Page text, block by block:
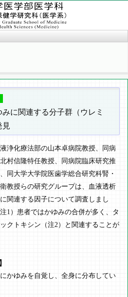
旧twitter
に関連する分子群（ウレミ
見
浄化療法部の山本卓病院教授、同病
村信隆特任教授、同病院臨床研究推
同大学大学院医歯学総合研究科腎・
教授らの研究グループは、血液透析
関連する因子について調査しまし
1）患者ではかゆみの合併が多く、タ
クトキシン（注2）と関連することが
かゆみを自覚し、全身に分布してい